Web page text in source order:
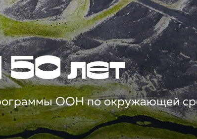
лет
ООН по окружающей